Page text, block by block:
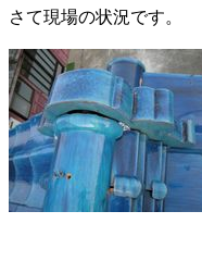
さて現場の状況です。